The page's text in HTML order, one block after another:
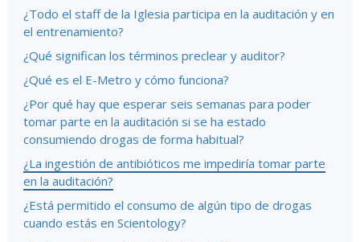
¿Todo el staff de la Iglesia participa en la auditación y en
el entrenamiento?
¿Qué significan los términos preclear y auditor?
¿Qué es el E-Metro y cómo funciona?
¿Por qué hay que esperar seis semanas para poder
tomar parte en la auditación si se ha estado
consumiendo drogas de forma habitual?
¿La ingestión de antibióticos me impediría tomar parte
en la auditación?
¿Está permitido el consumo de algún tipo de drogas
cuando estás en Scientology?